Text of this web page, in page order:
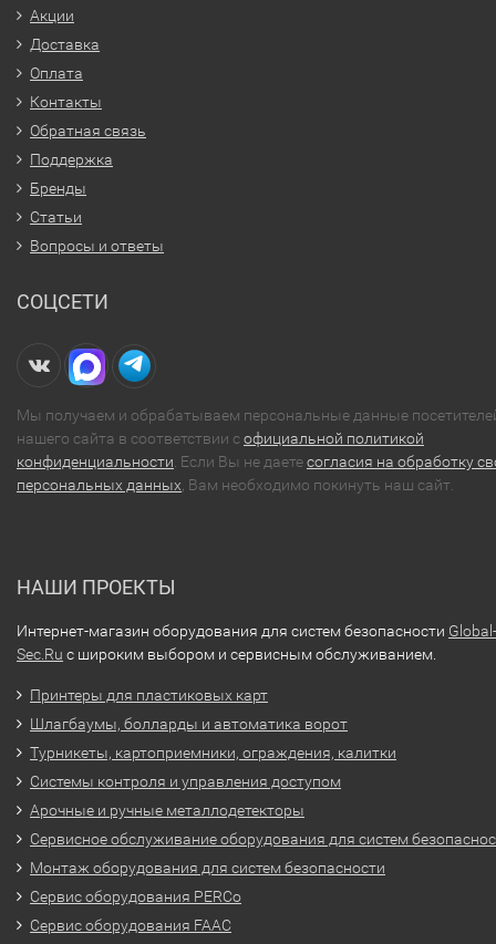
Акции
Доставка
Оплата
Контакты
Обратная связь
Поддержка
Бренды
Статьи
Вопросы и ответы
СОЦСЕТИ
Мы получаем и обрабатываем персональные данные
нашего сайта в соответствии софициальной политикой
конфиденциальности. Если Вы не даетесогласия на обработку
персональных данных, Вам необходимо покинуть наш сайт.
НАШИ ПРОЕКТЫ
Интернет-магазин оборудования для систем безопасности Global-
Sec.Ru с широким выбором и сервисным обслуживанием.
Принтеры для пластиковых карт
Шлагбаумы, болларды и автоматика ворот
Турникеты, картоприемники, ограждения, калитки
Системы контроля и управления доступом
Арочные и ручные металлодетекторы
Сервисное обслуживание оборудования для систем
Монтаж оборудования для систем безопасности
Сервис оборудования PERCo
Сервис оборудования FAAC